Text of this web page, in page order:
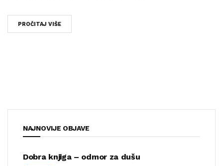
PROČITAJ VIŠE
NAJNOVIJE OBJAVE
Dobra knjiga – odmor za dušu